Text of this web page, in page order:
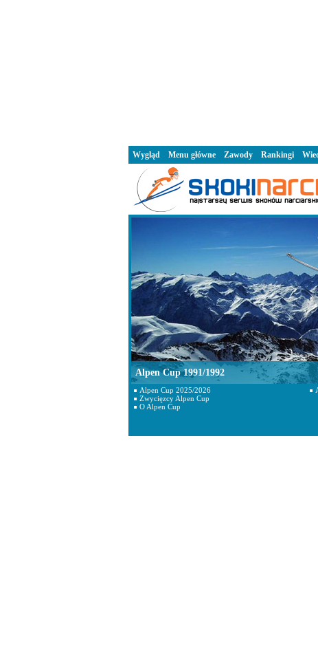
Alpen Cup 1991/1992
Alpen Cup 2025/2026
Zwycięzcy Alpen Cup
O Alpen Cup
Wygląd Menu główne Zawody Rankingi